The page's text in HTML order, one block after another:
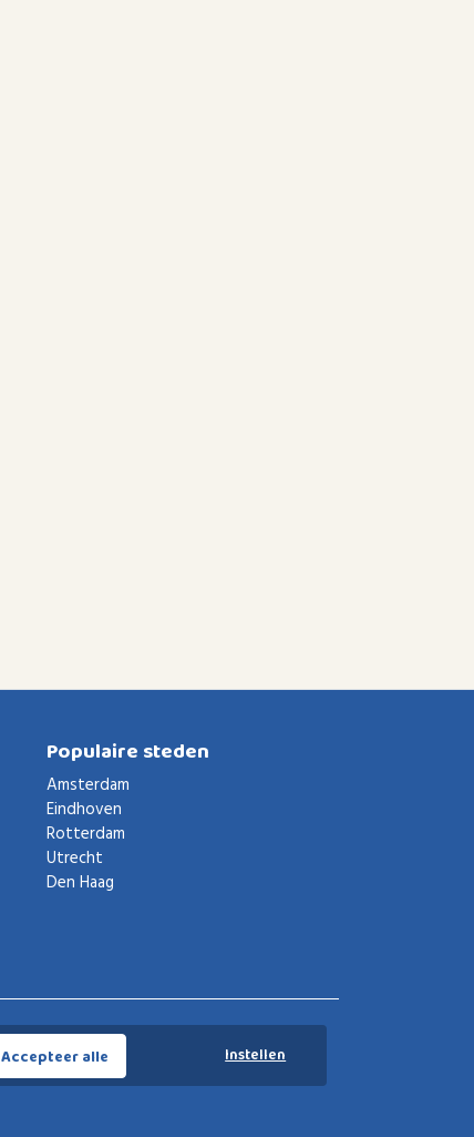
Populaire steden
Amsterdam
Eindhoven
Rotterdam
Utrecht
Den Haag
Voorwaarden Privacybeleid Privacy instellingen
Accepteer alle Instellen